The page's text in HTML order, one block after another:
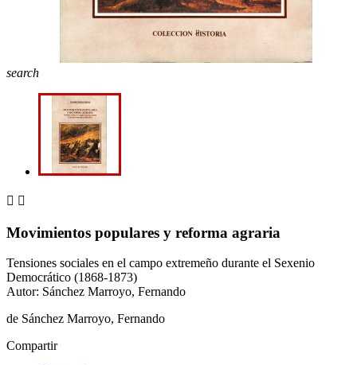
search
 
Movimientos populares y reforma agraria
Tensiones sociales en el campo extremeño durante el Sexenio
Democrático (1868-1873)
Autor: Sánchez Marroyo, Fernando
de Sánchez Marroyo, Fernando
Compartir